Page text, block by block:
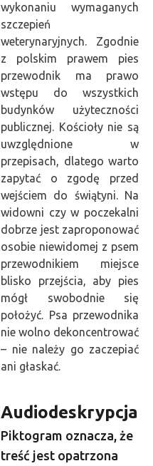
wykonaniu wymaganych
szczepień
weterynaryjnych. Zgodnie
z polskim prawem pies
przewodnik ma prawo
wstępu do wszystkich
budynków użyteczności
publicznej. Kościoły nie są
uwzględnione w
przepisach, dlatego warto
zapytać o zgodę przed
wejściem do świątyni. Na
widowni czy w poczekalni
dobrze jest zaproponować
osobie niewidomej z psem
przewodnikiem miejsce
blisko przejścia, aby pies
mógł swobodnie się
położyć. Psa przewodnika
nie wolno dekoncentrować
– nie należy go zaczepiać
ani głaskać.
Audiodeskrypcja
Piktogram oznacza, że
treść jest opatrzona